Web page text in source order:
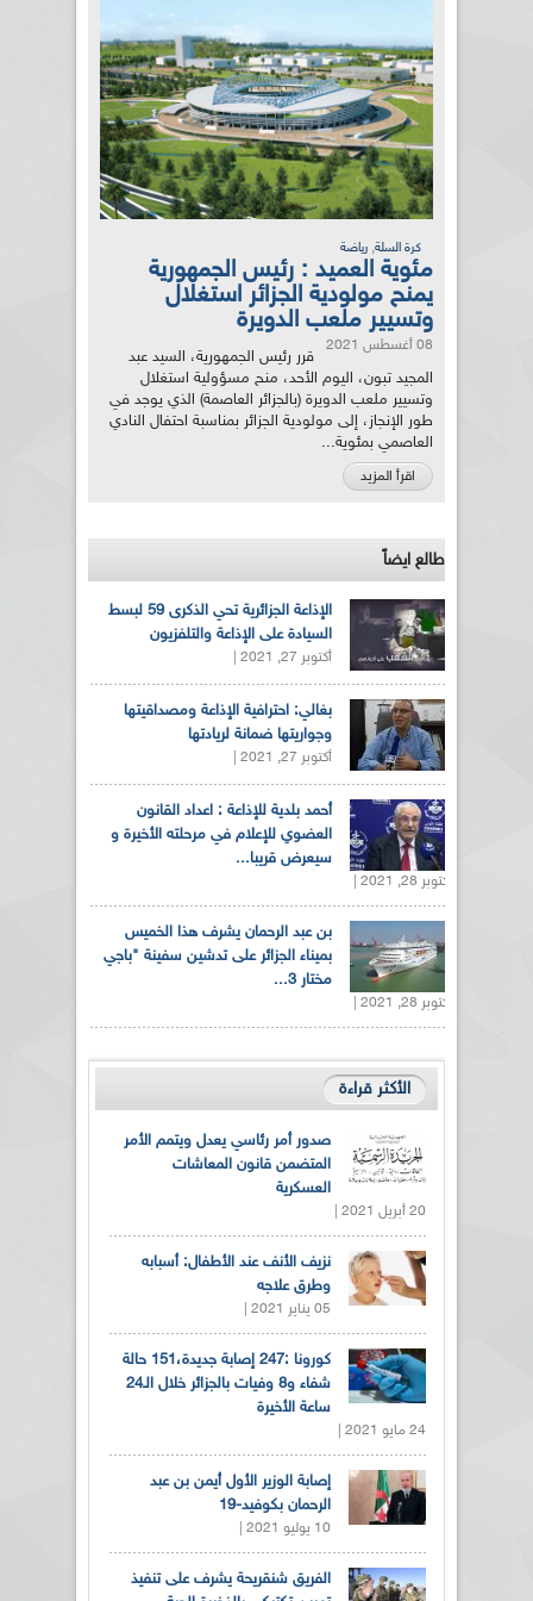
كرة السلة, رياضة
مئوية العميد : رئيس الجمهورية
يمنح مولودية الجزائر استغلال
وتسيير ملعب الدويرة
08 أغسطس 2021
قرر رئيس الجمهورية، السيد عبد
المجيد تبون، اليوم الأحد، منح مسؤولية استغلال
وتسيير ملعب الدويرة (بالجزائر العاصمة) الذي يوجد في
طور الإنجاز، إلى مولودية الجزائر بمناسبة احتفال النادي
العاصمي بمئوية...
اقرأ المزيد
طالع ايضاً
الإذاعة الجزائرية تحي الذكرى 59 لبسط
السيادة على الإذاعة والتلفزيون
أكتوبر 27, 2021 |
بغالي: احترافية الإذاعة ومصداقيتها
وجواريتها ضمانة لريادتها
أكتوبر 27, 2021 |
أحمد بلدية للإذاعة : اعداد القانون
العضوي للإعلام في مرحلته الأخيرة و
سيعرض قريبا...
أكتوبر 28, 2021 |
بن عبد الرحمان يشرف هذا الخميس
بميناء الجزائر على تدشين سفينة "باجي
مختار 3...
أكتوبر 28, 2021 |
الأكثر قراءة
صدور أمر رئاسي يعدل ويتمم الأمر
المتضمن قانون المعاشات
العسكرية
20 أبريل 2021 |
نزيف الأنف عند الأطفال: أسبابه
وطرق علاجه
05 يناير 2021 |
كورونا :247 إصابة جديدة،151 حالة
شفاء و8 وفيات بالجزائر خلال الـ24
ساعة الأخيرة
24 مايو 2021 |
إصابة الوزير الأول أيمن بن عبد
الرحمان بكوفيد-19
10 يوليو 2021 |
الفريق شنقريحة يشرف على تنفيذ